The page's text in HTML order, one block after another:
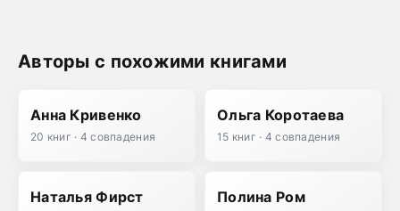
Авторы с похожими книгами
Анна Кривенко
20 книг · 4 совпадения
Ольга Коротаева
15 книг · 4 совпадения
Наталья Фирст Полина Ром